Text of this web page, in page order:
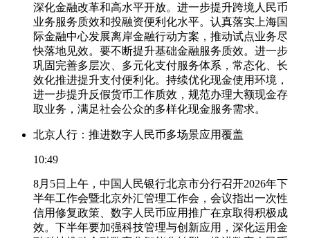
深化金融改革和高水平开放。进一步提升跨境人民币
业务服务质效和投融资便利化水平。认真落实上海国
际金融中心发展离岸金融行动方案，推动试点业务尽
快落地见效。要不断提升基础金融服务质效。进一步
巩固完善多层次、多元化支付服务体系，常态化、长
效化推进提升支付便利化。持续优化现金使用环境，
进一步提升反假货币工作质效，规范办理大额现金存
取业务，满足社会公众的多样化现金服务需求。
北京人行：推进数字人民币多场景应用覆盖
10:49
8月5日上午，中国人民银行北京市分行召开2026年下
半年工作会暨北京外汇管理工作会，会议指出一次性
信用修复政策、数字人民币应用推广在京取得积极成
效。下半年要加强科技管理与创新应用，深化运用金